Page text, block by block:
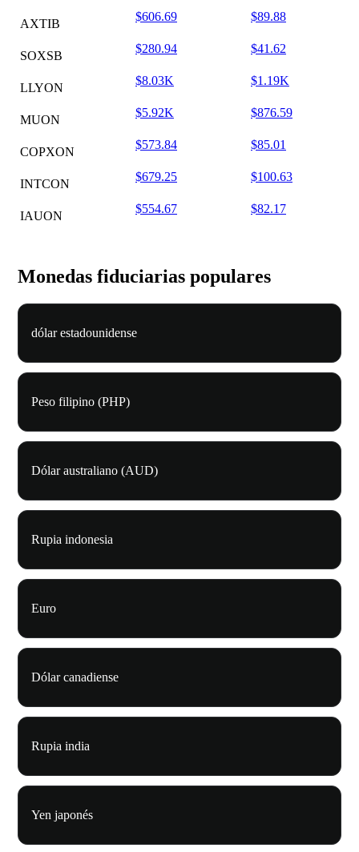
AXTIB
$606.69 $89.88
SOXSB
$280.94 $41.62
LLYON
$8.03K $1.19K
MUON
$5.92K $876.59
COPXON
$573.84 $85.01
INTCON
$679.25 $100.63
IAUON
$554.67 $82.17
Monedas fiduciarias populares
dólar estadounidense
Peso filipino (PHP)
Dólar australiano (AUD)
Rupia indonesia
Euro
Dólar canadiense
Rupia india
Yen japonés